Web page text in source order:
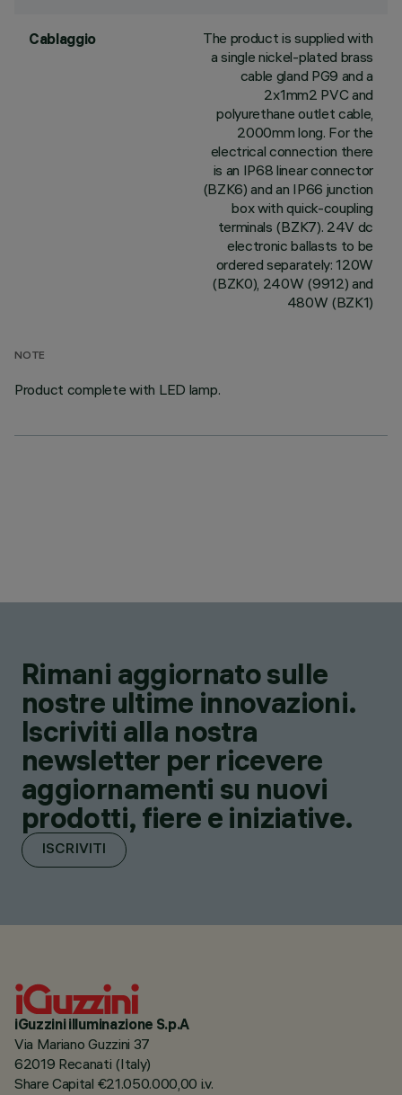
Cablaggio
The product is supplied with
a single nickel-plated brass
cable gland PG9 and a
2x1mm2 PVC and
polyurethane outlet cable,
2000mm long. For the
electrical connection there
is an IP68 linear connector
(BZK6) and an IP66 junction
box with quick-coupling
terminals (BZK7). 24V dc
electronic ballasts to be
ordered separately: 120W
(BZK0), 240W (9912) and
480W (BZK1)
NOTE
Product complete with LED lamp.
Rimani aggiornato sulle
nostre ultime innovazioni.
Iscriviti alla nostra
newsletter per ricevere
aggiornamenti su nuovi
prodotti, fiere e iniziative.
ISCRIVITI
iGuzzini illuminazione S.p.A
Via Mariano Guzzini 37
62019 Recanati (Italy)
Share Capital €21.050.000,00 i.v.